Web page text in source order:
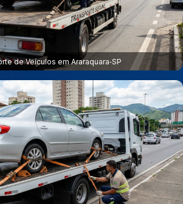
de Veículos em Araraquara‑SP